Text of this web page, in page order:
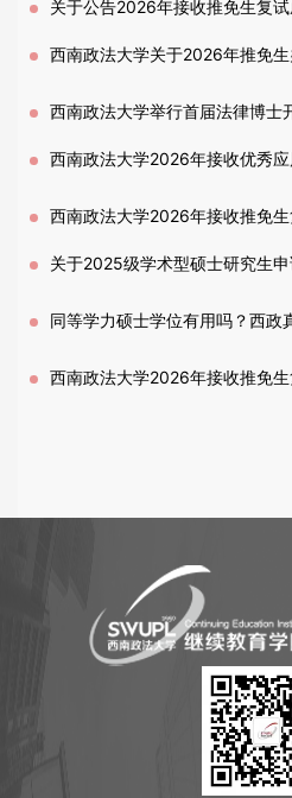
关于公告2026年接收推免生复
西南政法大学关于2026年推免生
通知西南政法大学举行首届法律博士
西南政法大学2026年接收优秀
读硕士研究生复试录取工作办法
西南政法大学2026年接收推免
关于2025级学术型硕士研究生
课程免修免考的通知
同等学力硕士学位有用吗？西政
你！西南政法大学2026年接收推免生